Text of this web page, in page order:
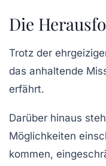
Die
Trotz der
das anhaltende
erfährt.
Darüber hinaus
Möglichkeiten
kommen,